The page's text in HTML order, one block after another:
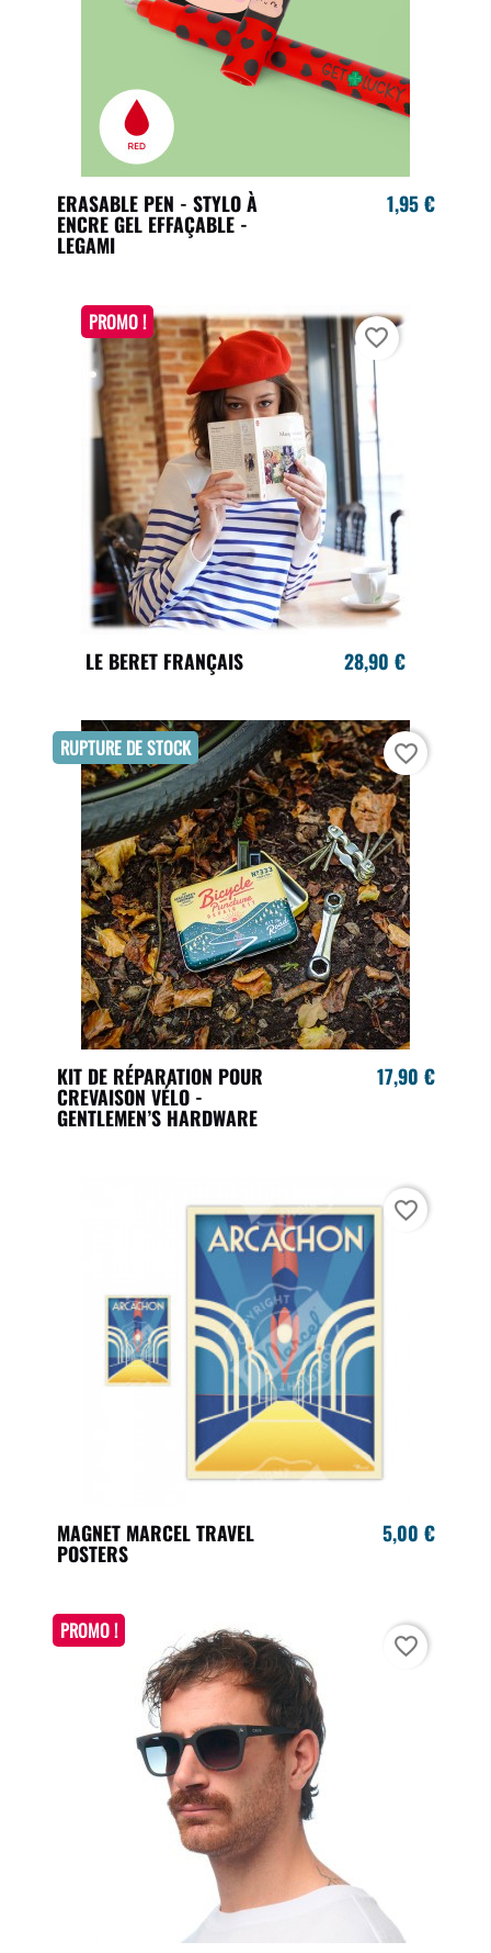
ERASABLE PEN - STYLO À
ENCRE GEL EFFAÇABLE -
LEGAMI
1,95 €
LE BERET FRANÇAIS 28,90 €
PROMO !
favorite_border
KIT DE RÉPARATION POUR
CREVAISON VÉLO -
GENTLEMEN’S HARDWARE
17,90 €
RUPTURE DE STOCK favorite_border
MAGNET MARCEL TRAVEL
POSTERS
5,00 €
favorite_border
PROMO !
favorite_border